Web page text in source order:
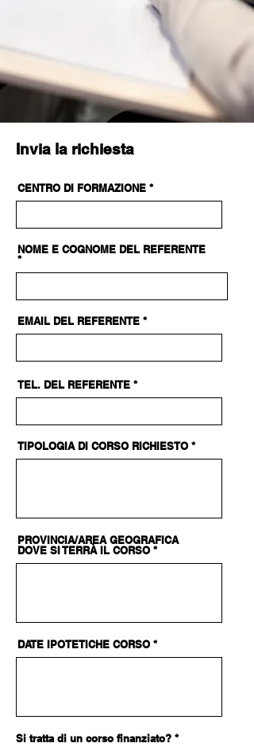
Invia la richiesta
CENTRO DI FORMAZIONE
NOME E COGNOME DEL REFERENTE
EMAIL DEL REFERENTE
TEL. DEL REFERENTE
TIPOLOGIA DI CORSO RICHIESTO
PROVINCIA/AREA GEOGRAFICA
DOVE SI TERRÀ IL CORSO
DATE IPOTETICHE CORSO
Si tratta di un corso finanziato? *